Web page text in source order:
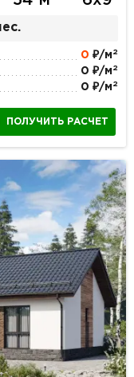
0 ₽/м 2
0 ₽/м 2
0 ₽/м 2
ПОЛУЧИТЬ РАСЧЕТ